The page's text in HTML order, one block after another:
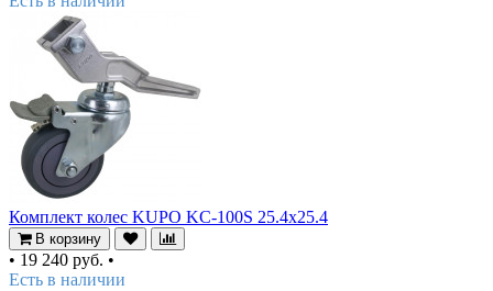
Комплект колес KUPO KC-100S 25.4x25.4
В корзину
• 19 240 руб. •
Есть в наличии